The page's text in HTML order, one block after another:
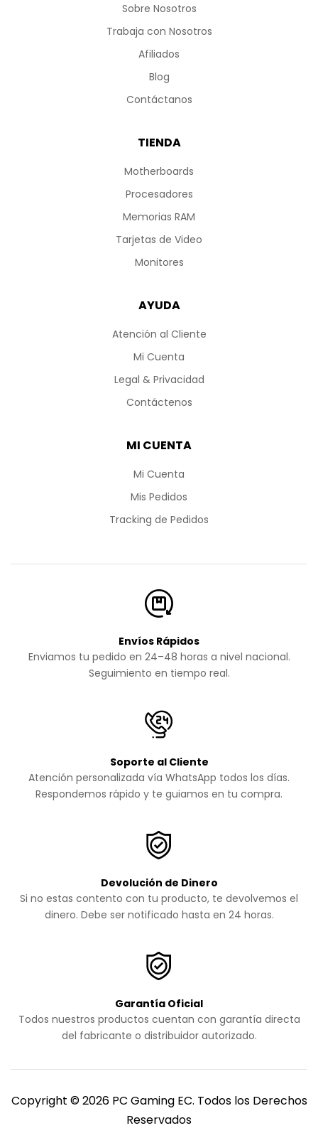
Sobre Nosotros
Trabaja con Nosotros
Afiliados
Blog
Contáctanos
TIENDA
Motherboards
Procesadores
Memorias RAM
Tarjetas de Video
Monitores
AYUDA
Atención al Cliente
Mi Cuenta
Legal & Privacidad
Contáctenos
MI CUENTA
Mi Cuenta
Mis Pedidos
Tracking de Pedidos
Envíos Rápidos
Enviamos tu pedido en 24–48 horas a nivel nacional.
Seguimiento en tiempo real.
Soporte al Cliente
Atención personalizada vía WhatsApp todos los días.
Respondemos rápido y te guiamos en tu compra.
Devolución de Dinero
Si no estas contento con tu producto, te devolvemos el
dinero. Debe ser notificado hasta en 24 horas.
Garantía Oficial
Todos nuestros productos cuentan con garantía directa
del fabricante o distribuidor autorizado.
Copyright © 2026 PC Gaming EC. Todos los Derechos
Reservados